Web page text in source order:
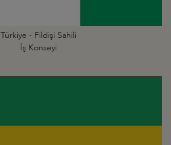
Türkiye - Fildişi Sahili
İş Konseyi